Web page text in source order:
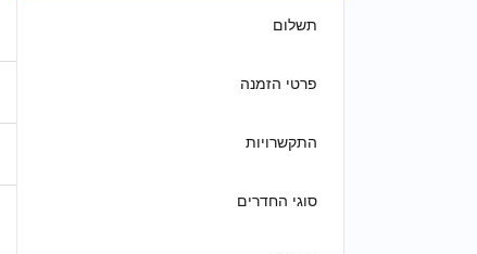
תשלום
פרטי הזמנה
התקשרויות
סוגי החדרים